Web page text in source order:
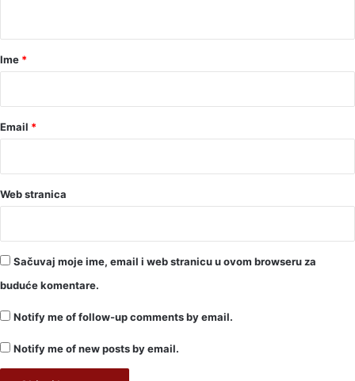
rIme *
Email *
Web stranica
Sačuvaj moje ime, email i web stranicu u ovom browseru za
buduće komentare.
Notify me of follow-up comments by email.
Notify me of new posts by email.